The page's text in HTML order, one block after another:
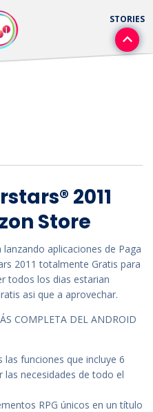
2011
Store
aplicaciones de Paga
2011 totalmente Gratis para
todos los dias estarian
asi que a aprovechar.
COMPLETA DEL ANDROID
funciones que incluye 6
necesidades de todo el
RPG únicos en un título